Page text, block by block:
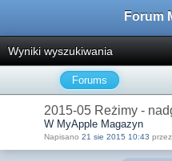
Forum
Wyniki wyszukiwania
Forums
2015-05 Reżimy -
W MyApple Magazyn
Napisano 21 sie 2015 10:43